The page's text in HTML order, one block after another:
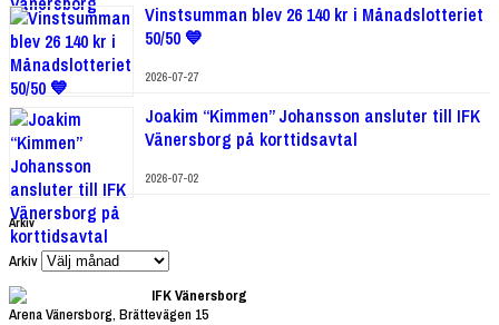
Vinstsumman blev 26 140 kr i Månadslotteriet
50/50 💙
2026-07-27
Joakim “Kimmen” Johansson ansluter till IFK
Vänersborg på korttidsavtal
2026-07-02
Arkiv
Arkiv
IFK Vänersborg
Arena Vänersborg, Brättevägen 15